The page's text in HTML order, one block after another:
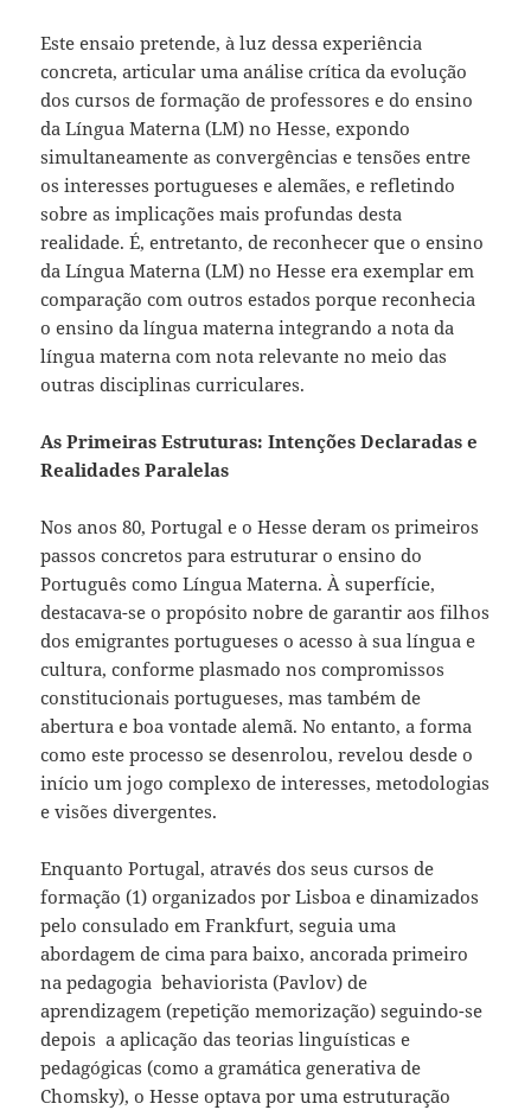
Este ensaio pretende, à luz dessa experiência
concreta, articular uma análise crítica da evolução
dos cursos de formação de professores e do ensino
da Língua Materna (LM) no Hesse, expondo
simultaneamente as convergências e tensões entre
os interesses portugueses e alemães, e refletindo
sobre as implicações mais profundas desta
realidade. É, entretanto, de reconhecer que o ensino
da Língua Materna (LM) no Hesse era exemplar em
comparação com outros estados porque reconhecia
o ensino da língua materna integrando a nota da
língua materna com nota relevante no meio das
outras disciplinas curriculares.
As Primeiras Estruturas: Intenções Declaradas e
Realidades Paralelas
Nos anos 80, Portugal e o Hesse deram os primeiros
passos concretos para estruturar o ensino do
Português como Língua Materna. À superfície,
destacava-se o propósito nobre de garantir aos filhos
dos emigrantes portugueses o acesso à sua língua e
cultura, conforme plasmado nos compromissos
constitucionais portugueses, mas também de
abertura e boa vontade alemã. No entanto, a forma
como este processo se desenrolou, revelou desde o
início um jogo complexo de interesses, metodologias
e visões divergentes.
Enquanto Portugal, através dos seus cursos de
formação (1) organizados por Lisboa e dinamizados
pelo consulado em Frankfurt, seguia uma
abordagem de cima para baixo, ancorada primeiro
na pedagogia behaviorista (Pavlov) de
aprendizagem (repetição memorização) seguindo-se
depois a aplicação das teorias linguísticas e
pedagógicas (como a gramática generativa de
Chomsky), o Hesse optava por uma estruturação